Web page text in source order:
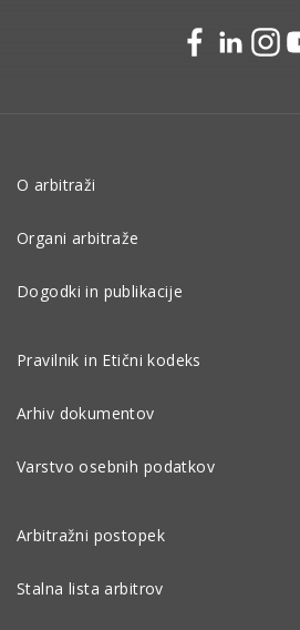
O arbitraži
Organi arbitraže
Dogodki in publikacije
Pravilnik in Etični kodeks
Arhiv dokumentov
Varstvo osebnih podatkov
Arbitražni postopek
Stalna lista arbitrov